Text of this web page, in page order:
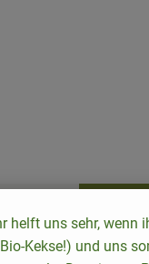
Rezepte
Rezepte
helft uns sehr, wenn
Kekse!) und uns